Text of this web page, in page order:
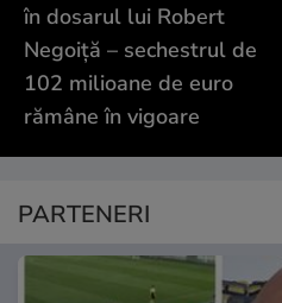
în dosarul lui Robert
Negoiță – sechestrul de
102 milioane de euro
rămâne în vigoare
PARTENERI